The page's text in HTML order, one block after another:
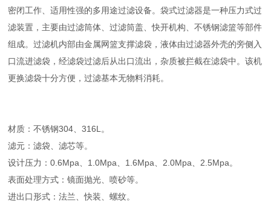
密闭工作、适用性强的多用途过滤设备。袋式过滤器是一种压力式过
滤装置，主要由过滤筒体、过滤筒盖、快开机构、不锈钢滤篮等部件
组成。过滤机内部由金属网篮支撑滤袋，液体由过滤器外壳的旁侧入
口流进滤袋，经滤袋过滤后从出口流出，杂质被拦截在滤袋中。该机
更换滤袋十分方便，过滤基本无物料消耗。
材质：不锈钢304、316L。
滤元：滤袋、滤芯等。
设计压力：0.6Mpa、1.0Mpa、1.6Mpa、2.0Mpa、2.5Mpa。
表面处理方式：镜面抛光、喷砂等。
进出口形式：法兰、快装、螺纹。